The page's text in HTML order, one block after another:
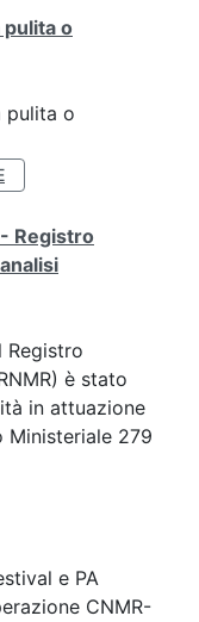
pulita o
pulita o
Registro
Registro
è stato
in attuazione
Ministeriale 279
e PA
CNMR-